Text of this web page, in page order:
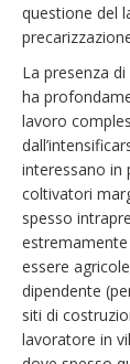
questione del
La presenza
ha
lavoro
interessano in
coltivatori
spesso
essere
dipendente
siti di
lavoratore in